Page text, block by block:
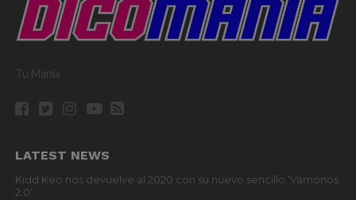
Tu Mania
LATEST NEWS
Kidd Keo nos devuelve al 2020 con su nuevo sencillo ‘Vámonos
2.0’